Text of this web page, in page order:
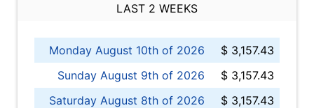
LAST 2 WEEKS
Monday August 10th of 2026
$ 3,157.43
Sunday August 9th of 2026
$ 3,157.43
Saturday August 8th of 2026
$ 3,157.43